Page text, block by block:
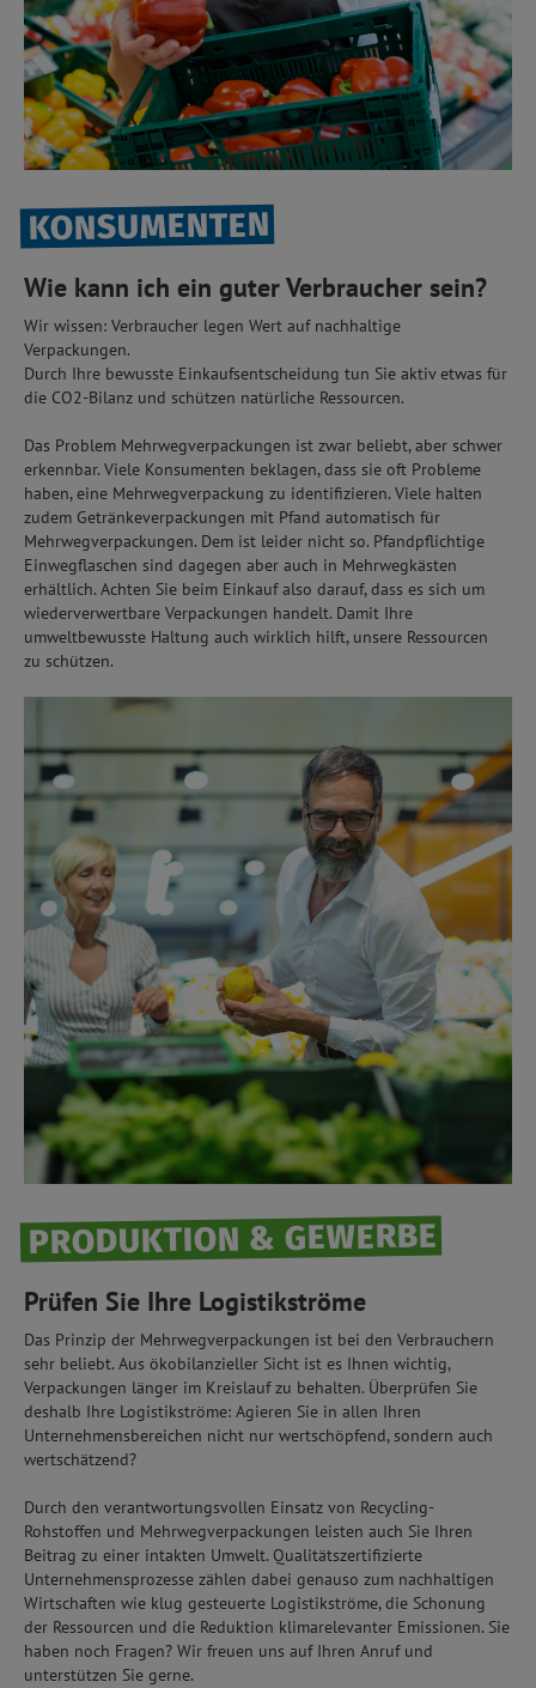
KONSUMENTEN
Wie kann ich ein guter Verbraucher sein?
Wir wissen: Verbraucher legen Wert auf nachhaltige
Verpackungen.
Durch Ihre bewusste Einkaufsentscheidung tun Sie aktiv etwas für
die CO2-Bilanz und schützen natürliche Ressourcen.
Das Problem Mehrwegverpackungen ist zwar beliebt, aber schwer
erkennbar. Viele Konsumenten beklagen, dass sie oft Probleme
haben, eine Mehrwegverpackung zu identifizieren. Viele halten
zudem Getränkeverpackungen mit Pfand automatisch für
Mehrwegverpackungen. Dem ist leider nicht so. Pfandpflichtige
Einwegflaschen sind dagegen aber auch in Mehrwegkästen
erhältlich. Achten Sie beim Einkauf also darauf, dass es sich um
wiederverwertbare Verpackungen handelt. Damit Ihre
umweltbewusste Haltung auch wirklich hilft, unsere Ressourcen
zu schützen.
PRODUKTION & GEWERBE
Prüfen Sie Ihre Logistikströme
Das Prinzip der Mehrwegverpackungen ist bei den Verbrauchern
sehr beliebt. Aus ökobilanzieller Sicht ist es Ihnen wichtig,
Verpackungen länger im Kreislauf zu behalten. Überprüfen Sie
deshalb Ihre Logistikströme: Agieren Sie in allen Ihren
Unternehmensbereichen nicht nur wertschöpfend, sondern auch
wertschätzend?
Durch den verantwortungsvollen Einsatz von Recycling-
Rohstoffen und Mehrwegverpackungen leisten auch Sie Ihren
Beitrag zu einer intakten Umwelt. Qualitätszertifizierte
Unternehmensprozesse zählen dabei genauso zum nachhaltigen
Wirtschaften wie klug gesteuerte Logistikströme, die Schonung
der Ressourcen und die Reduktion klimarelevanter Emissionen. Sie
haben noch Fragen? Wir freuen uns auf Ihren Anruf und
unterstützen Sie gerne.